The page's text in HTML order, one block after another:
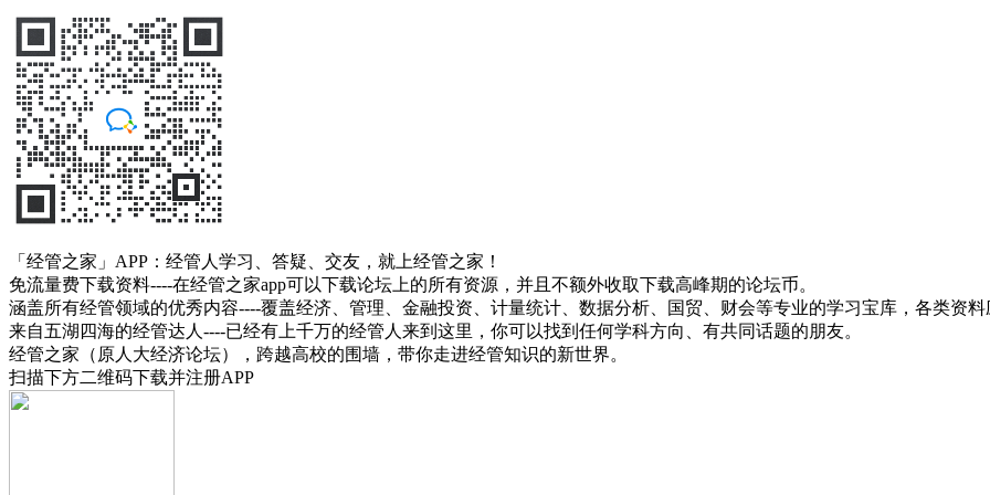
「经管之家」APP：经管人学习、答疑、交友，就上经管之家！
免流量费下载资料----在经管之家app可以下载论坛上的所有资源，并且不额外收取下载高峰期的论坛币。
涵盖所有经管领域的优秀内容----覆盖经济、管理、金融投资、计量统计、数据分析、国贸、财会等专业的学习宝库，各类资料
来自五湖四海的经管达人----已经有上千万的经管人来到这里，你可以找到任何学科方向、有共同话题的朋友。
经管之家（原人大经济论坛），跨越高校的围墙，带你走进经管知识的新世界。
扫描下方二维码下载并注册APP